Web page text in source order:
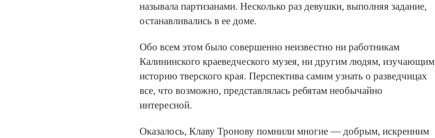
называла партизанами. Несколько раз девушки, выполняя задание,
останавливались в ее доме.
Обо всем этом было совершенно неизвестно ни работникам
Калининского краеведческого музея, ни другим людям, изучающим
историю тверского края. Перспектива самим узнать о разведчицах
все, что возможно, представлялась ребятам необычайно
интересной.
Оказалось, Клаву Тронову помнили многие — добрым, искренним